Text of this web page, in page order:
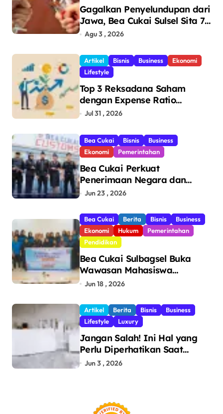
Gagalkan Penyelundupan dari
Jawa, Bea Cukai Sulsel Sita 7,8
Juta Batang Rokok Ilegal
Makassar
Agu 3 , 2026
Artikel Bisnis Business
Ekonomi
Lifestyle
Top 3 Reksadana Saham
dengan Expense Ratio
Terendah
Jul 31 , 2026
Bea Cukai Bisnis
Business
Ekonomi
Pemerintahan
Bea Cukai Perkuat
Penerimaan Negara dan
Pengawasan, Setor Rp123,8
Jun 23 , 2026
Bea Cukai Berita Bisnis
Business
Ekonomi
Hukum
Pemerintahan
Pendidikan
Bea Cukai Sulbagsel Buka
Wawasan Mahasiswa
Politeknik Bosowa tentang
dan Pencegahan Barang
Ilegal
Jun 18 , 2026
Artikel Berita Bisnis
Business
Lifestyle
Luxury
Jangan Salah! Ini Hal yang
Perlu Diperhatikan Saat
Pasang Big Slab
Jun 3 , 2026